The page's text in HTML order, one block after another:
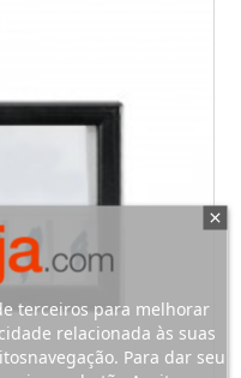
terceiros para melhorar
relacionada às suas
Para dar seu